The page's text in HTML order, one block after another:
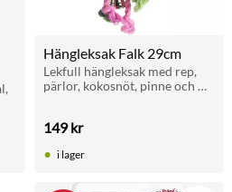
Hängleksak Falk 29cm
Lekfull hängleksak med rep,
pärlor, kokosnöt, pinne och
149kr
i lager